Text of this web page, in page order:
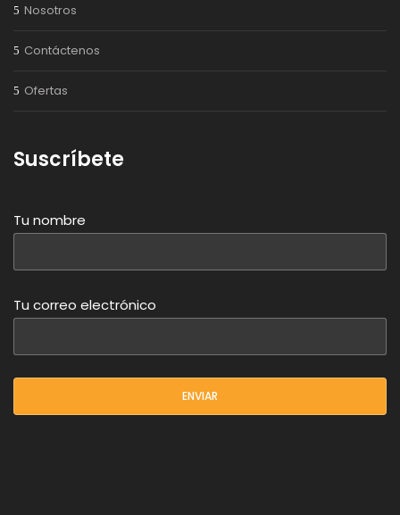
Nosotros
Contáctenos
Ofertas
Suscríbete
Tu nombre
Tu correo electrónico